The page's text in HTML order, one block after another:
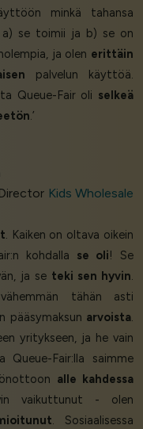
minkä tahansa
a) se toimii ja b) se on
ja olen erittäin
palvelun käyttöä.
Queue-Fair oli selkeä
.’
Kids Wholesale
. Kaiken on oltava oikein
kohdalla se oli! Se
ja se teki sen hyvin
tähän asti
pääsymaksun arvoista
yritykseen, ja he vain
Fair:lla saimme
alle kahdessa
vaikuttunut - olen
. Sosiaalisessa